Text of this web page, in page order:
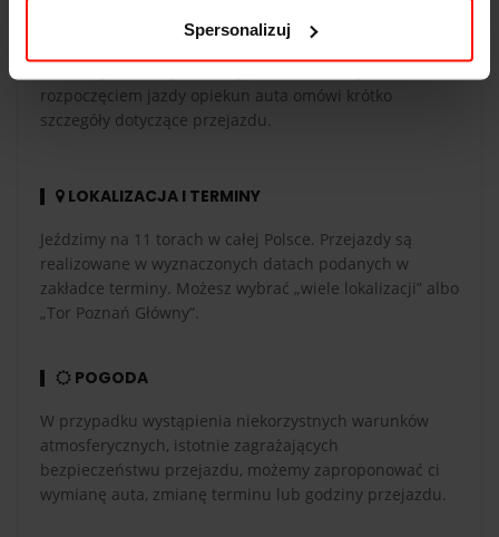
Spersonalizuj
Czas przejazdu zależy od długości toru, liczby okrążeń
rozpoczęciem jazdy opiekun auta omówi krótko
szczegóły dotyczące przejazdu.
LOKALIZACJA I TERMINY
Jeździmy na 11 torach w całej Polsce. Przejazdy są
realizowane w wyznaczonych datach podanych w
zakładce terminy. Możesz wybrać „wiele lokalizacji” albo
„Tor Poznań Główny”.
POGODA
W przypadku wystąpienia niekorzystnych warunków
atmosferycznych, istotnie zagrażających
bezpieczeństwu przejazdu, możemy zaproponować ci
wymianę auta, zmianę terminu lub godziny przejazdu.